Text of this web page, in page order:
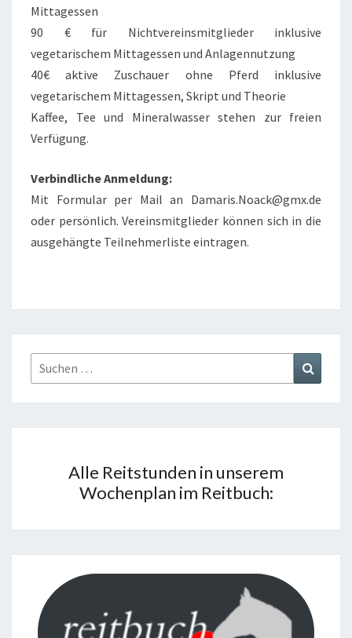
Mittagessen
90 € für Nichtvereinsmitglieder inklusive
vegetarischem Mittagessen und Anlagennutzung
40€ aktive Zuschauer ohne Pferd inklusive
vegetarischem Mittagessen, Skript und Theorie
Kaffee, Tee und Mineralwasser stehen zur freien
Verfügung.
Verbindliche Anmeldung:
Mit Formular per Mail an Damaris.Noack@gmx.de
oder persönlich. Vereinsmitglieder können sich in die
ausgehängte Teilnehmerliste eintragen.
Suchen
nach:
Alle Reitstunden in unserem
Wochenplan im Reitbuch: